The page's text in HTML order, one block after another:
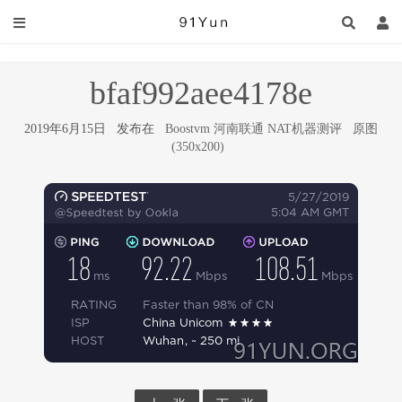
bfaf992aee4178e
2019年6月15日 发布在 Boostvm 河南联通 NAT机器测评
原图
(350x200)